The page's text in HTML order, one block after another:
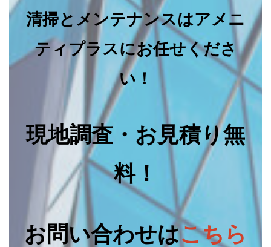
清掃とメンテナンスはアメニ
ティプラスにお任せくださ
い！
現地調査・お見積り無
料！
お問い合わせはこちら